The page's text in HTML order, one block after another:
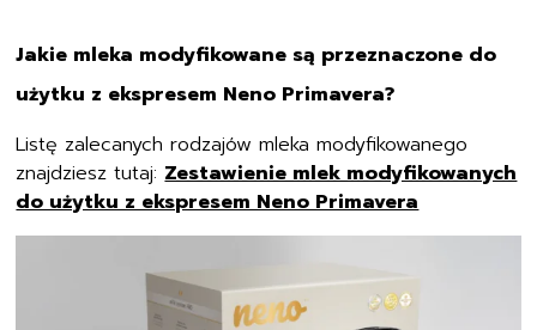
Jakie mleka modyfikowane są przeznaczone do
użytku z ekspresem Neno Primavera?
Listę zalecanych rodzajów mleka modyfikowanego
znajdziesz tutaj: Zestawienie mlek modyfikowanych
do użytku z ekspresem Neno Primavera